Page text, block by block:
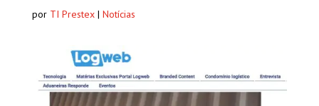
por TI Prestex| Notícias